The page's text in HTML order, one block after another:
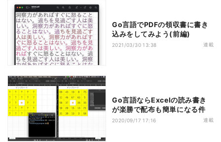
Go言語でPDFの領収書に書き
込みをしてみよう(前編)
2021/03/30 13:38 連載
Go言語ならExcelの読み書き
が楽勝で配布も簡単になる件
2020/09/17 17:16 連載